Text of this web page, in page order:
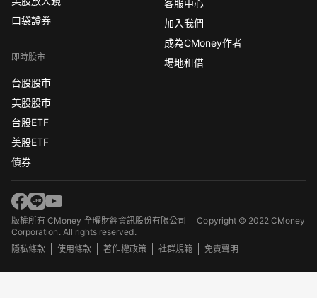
口袋證券
即時股市
台股股市
美股股市
台股ETF
美股ETF
債券
客服中心
加入我們
成為CMoney作者
場地租借
版權所有 CMoney 全曜財經資訊股份有限公司Copyright © 2022 CMoney
Corporation. All rights reserved.
隱私條款
使用條款 著作權政策 社群規範 免責聲明